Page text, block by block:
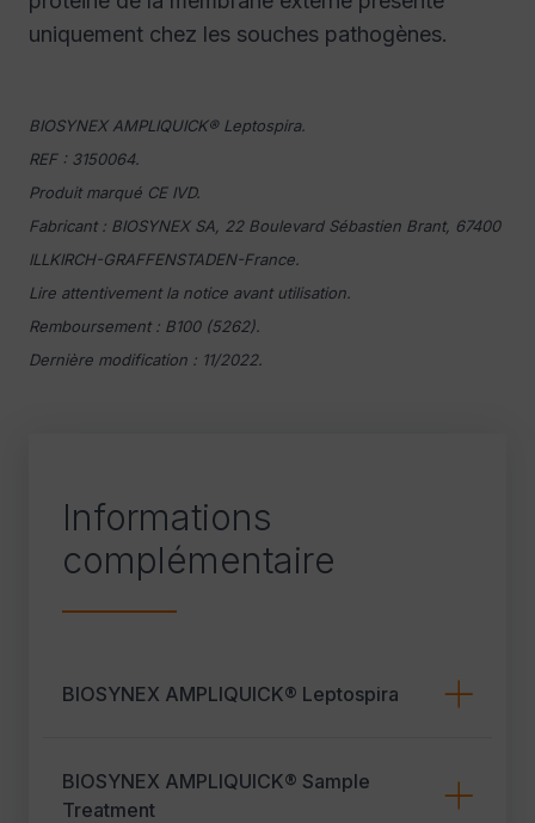
uniquement chez les souches pathogènes.
BIOSYNEX AMPLIQUICK® Leptospira.
REF : 3150064.
Produit marqué CE IVD.
Fabricant : BIOSYNEX SA, 22 Boulevard Sébastien Brant, 67400
ILLKIRCH-GRAFFENSTADEN-France.
Lire attentivement la notice avant utilisation.
Remboursement : B100 (5262).
Dernière modification : 11/2022.
Informations
complémentaire
BIOSYNEX AMPLIQUICK® Leptospira
BIOSYNEX AMPLIQUICK® Sample
Treatment